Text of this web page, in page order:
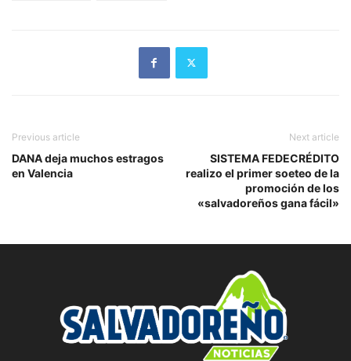
Previous article
DANA deja muchos estragos
en Valencia
Next article
SISTEMA FEDECRÉDITO
realizo el primer soeteo de la
promoción de los
«salvadoreños gana fácil»